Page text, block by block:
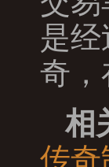
是
奇，
相
传奇